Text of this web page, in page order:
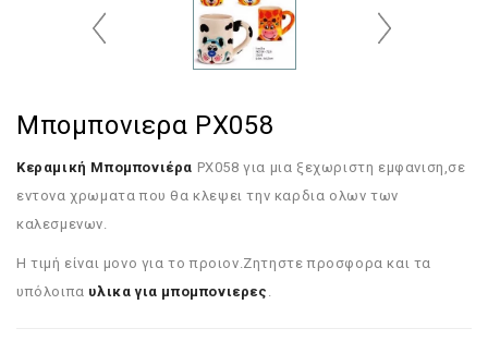
Μπομπονιερα PX058
Κεραμική Μπομπονιέρα PX058 για μια ξεχωριστη εμφανιση,σε
εντονα χρωματα που θα κλεψει την καρδια ολων των
καλεσμενων.
Η τιμή είναι μονο για το προιον.Ζητηστε προσφορα και τα
υπόλοιπα υλικα για μπομπονιερες